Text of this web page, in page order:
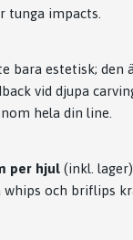
impacts.
bara estetisk; den
vid djupa
hela din line.
per hjul (inkl.
och briflips